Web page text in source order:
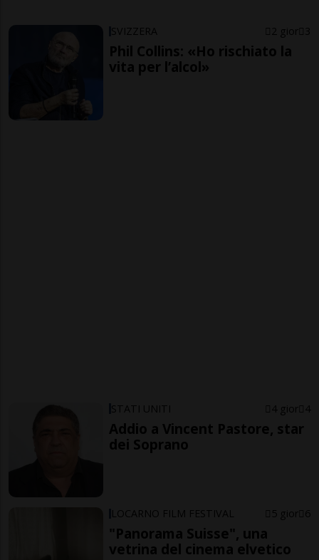
SVIZZERA 2 gior 3
Phil Collins: «Ho rischiato la
vita per l’alcol»
STATI UNITI 4 gior 4
Addio a Vincent Pastore, star
dei Soprano
LOCARNO FILM FESTIVAL 5 gior 6
"Panorama Suisse", una
vetrina del cinema elvetico